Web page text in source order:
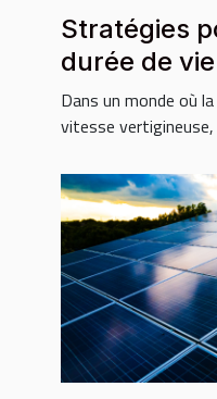
Stratégies
durée de
Dans un monde où
vitesse vertigineuse,